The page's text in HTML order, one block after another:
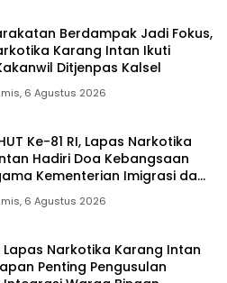
Berdampak Jadi Fokus,
Karang Intan Ikuti
Ditjenpas Kalsel
6 Agustus 2026
Ke-81 RI, Lapas Narkotika
Hadiri Doa Kebangsaan
Kementerian Imigrasi dan
6 Agustus 2026
Lapas Narkotika Karang Intan
Penting Pengusulan